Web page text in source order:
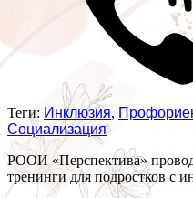
Теги: Инклюзия,
Социализация
РООИ «Перспектива»
тренинги для подростков с